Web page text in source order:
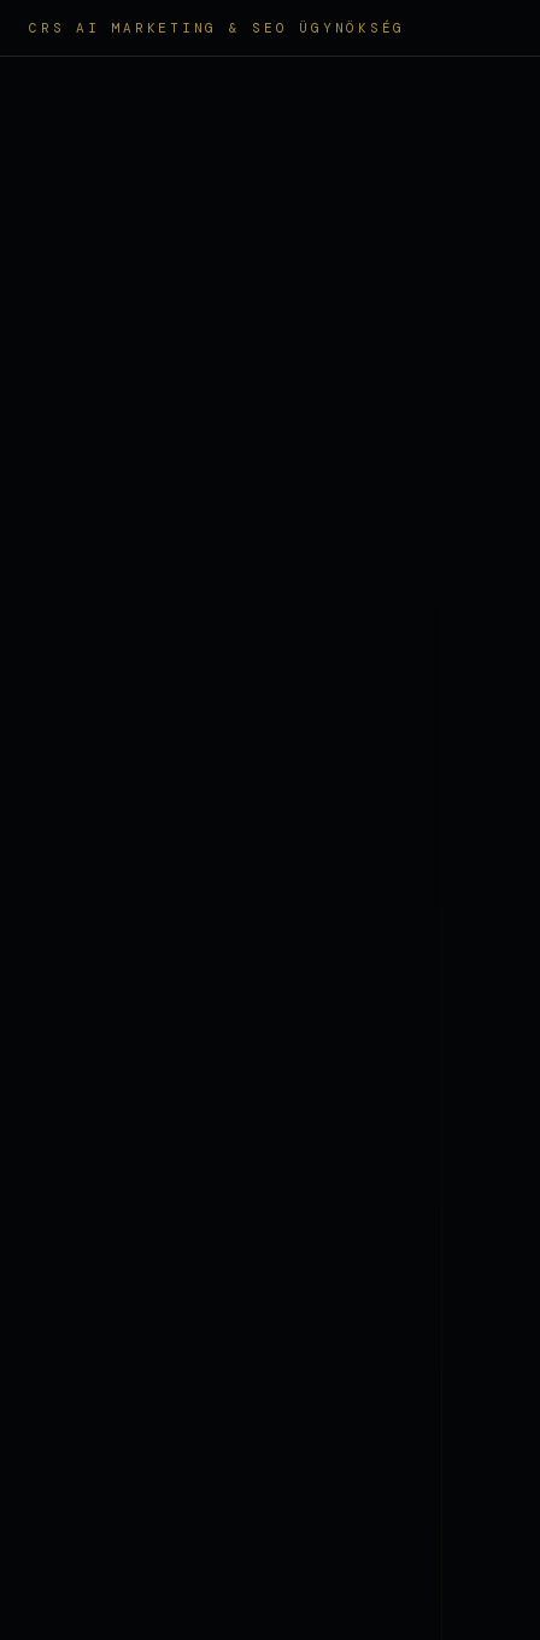
CRS AI MARKETING & SEO ÜGYNÖKSÉG